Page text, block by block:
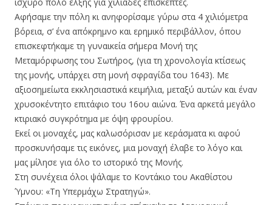
ισχυρό πόλο έλξης για χιλιάδες επισκέπτες.
Αφήσαμε την πόλη κι ανηφορίσαμε γύρω στα 4 χιλιόμετρα
βόρεια, σ’ ένα απόκρημνο και ερημικό περιβάλλον, όπου
επισκεφτήκαμε τη γυναικεία σήμερα Μονή της
Μεταμόρφωσης του Σωτήρος, (για τη χρονολογία κτίσεως
της μονής, υπάρχει στη μονή σφραγίδα του 1643). Με
αξιοσημείωτα εκκλησιαστικά κειμήλια, μεταξύ αυτών και έναν
χρυσοκέντητο επιτάφιο του 16ου αιώνα. Ένα αρκετά μεγάλο
κτιριακό συγκρότημα με όψη φρουρίου.
Εκεί οι μοναχές, μας καλωσόρισαν με κεράσματα κι αφού
προσκυνήσαμε τις εικόνες, μια μοναχή έλαβε το λόγο και
μας μίλησε για όλο το ιστορικό της Μονής.
Στη συνέχεια όλοι ψάλαμε το Κοντάκιο του Ακαθίστου
Ύμνου: «Τη Υπερμάχω Στρατηγώ».